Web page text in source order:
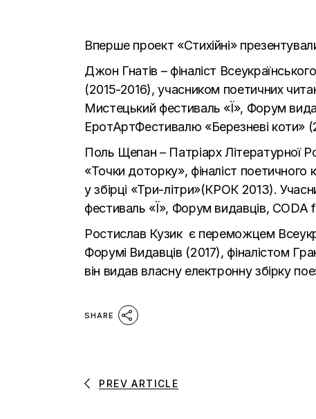
Вперше проект «Стихійні»
Джон Гнатів – фіналіст
(2015-2016), учасником поетичних
Мистецький фестиваль «Ї», Форум
ЕротАртФестивалю «Березневі коти»
Поль Щепан – Патріарх Літературної
«Точки доторку», фіналіст
у збірці «Три-літри»(КРОК 2013).
фестиваль «Ї», Форум видавців, CODA
Ростислав Кузик є переможцем
Форумі Видавців (2017), фіналістом
він видав власну електронну збірку
SHARE
PREV ARTICLE